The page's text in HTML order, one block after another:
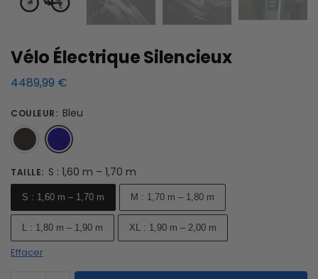
Vélo Électrique Silencieux
4489,99 €
COULEUR: Bleu
TAILLE: S : 1,60 m – 1,70 m
S : 1,60 m – 1,70 m M : 1,70 m – 1,80 m
L : 1,80 m – 1,90 m XL : 1,90 m – 2,00 m
Effacer